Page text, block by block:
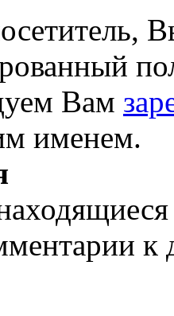
Вам
именем.